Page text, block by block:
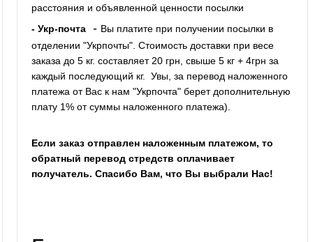
расстояния и объявленной ценности посылки
- Укр-почта- Вы платите при получении посылки в
отделении "Укрпочты". Стоимость доставки при весе
заказа до 5 кг. составляет 20 грн, свыше 5 кг + 4грн за
каждый последующий кг. Увы, за перевод наложенного
платежа от Вас к нам "Укрпочта" берет дополнительную
плату 1% от суммы наложенного платежа).
Если заказ отправлен наложенным платежом, то
обратный перевод стредств оплачивает
получатель. Спасибо Вам, что Вы выбрали Нас!